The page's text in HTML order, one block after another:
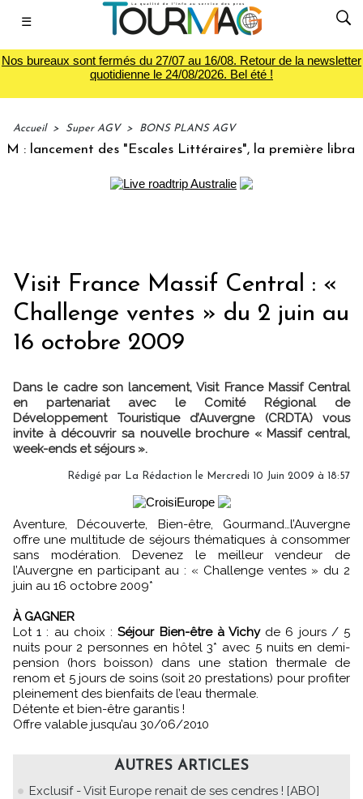
☰
Nos bureaux sont fermés du 27/07 au 16/08. Retour de la newsletter
quotidienne le 24/08/2026. Bel été !
Accueil > Super AGV > BONS PLANS AGV
des "Escales Littéraires", la première librairie
Visit France Massif Central : «
Challenge ventes » du 2 juin au
16 octobre 2009
Dans le cadre son lancement, Visit France Massif Central
en partenariat avec le Comité Régional de
Développement Touristique d’Auvergne (CRDTA) vous
invite à découvrir sa nouvelle brochure « Massif central,
week-ends et séjours ».
Rédigé par La Rédaction le Mercredi 10 Juin 2009 à 18:57
Aventure, Découverte, Bien-être, Gourmand…l’Auvergne
offre une multitude de séjours thématiques à consommer
sans modération. Devenez le meilleur vendeur de
l’Auvergne en participant au : « Challenge ventes » du 2
juin au 16 octobre 2009*
À GAGNER
Lot 1 : au choix :Séjour Bien-être à Vichyde 6 jours / 5
nuits pour 2 personnes en hôtel 3* avec 5 nuits en demi-
pension (hors boisson) dans une station thermale de
renom et 5 jours de soins (soit 20 prestations) pour profiter
pleinement des bienfaits de l’eau thermale.
Détente et bien-être garantis !
Offre valable jusqu’au 30/06/2010
AUTRES ARTICLES
Exclusif - Visit Europe renait de ses cendres ! [ABO]